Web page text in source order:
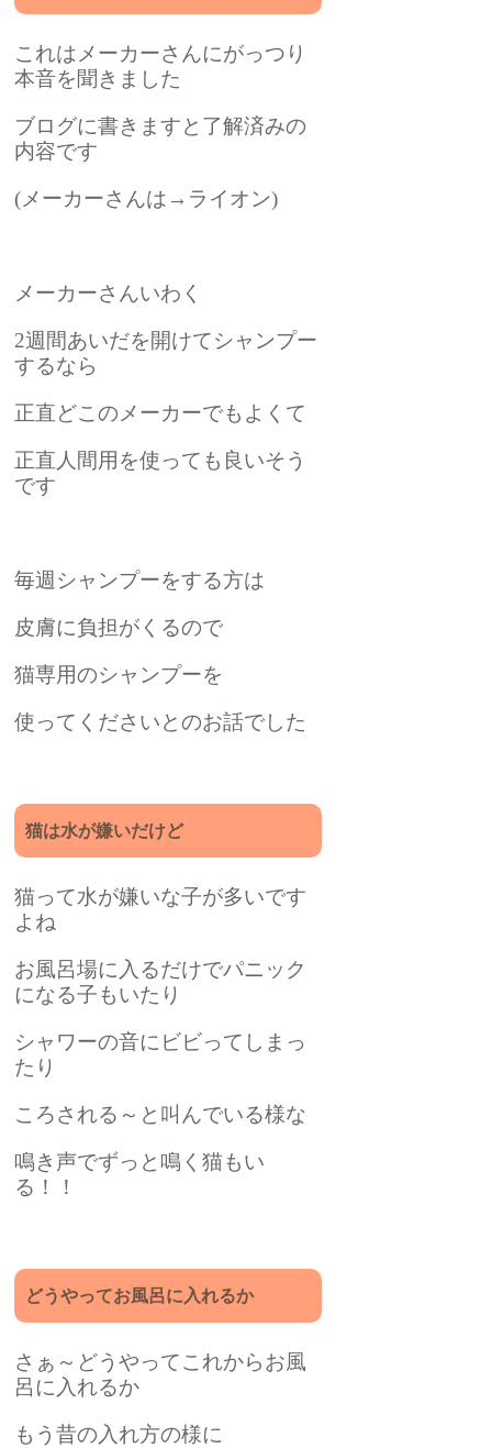
これはメーカーさんにがっつり
本音を聞きました
ブログに書きますと了解済みの
内容です
(メーカーさんは→ライオン)
メーカーさんいわく
2週間あいだを開けてシャンプー
するなら
正直どこのメーカーでもよくて
正直人間用を使っても良いそう
です
毎週シャンプーをする方は
皮膚に負担がくるので
猫専用のシャンプーを
使ってくださいとのお話でした
猫は水が嫌いだけど
猫って水が嫌いな子が多いです
よね
お風呂場に入るだけでパニック
になる子もいたり
シャワーの音にビビってしまっ
たり
ころされる～と叫んでいる様な
鳴き声でずっと鳴く猫もい
る！！
どうやってお風呂に入れるか
さぁ～どうやってこれからお風
呂に入れるか
もう昔の入れ方の様に